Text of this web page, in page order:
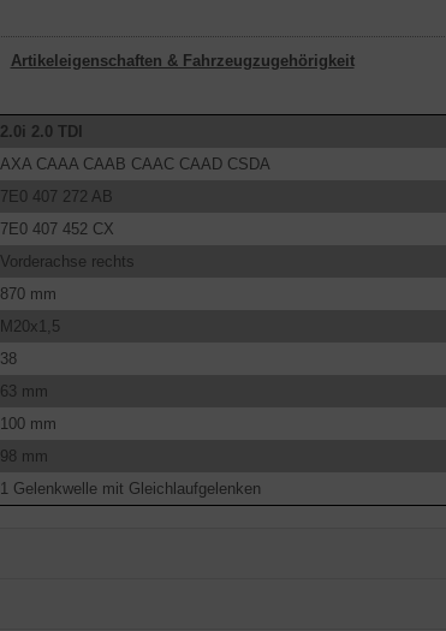
Artikeleigenschaften & Fahrzeugzugehörigkeit
2.0i 2.0 TDI
AXA CAAA CAAB CAAC CAAD CSDA
7E0 407 272 AB
7E0 407 452 CX
Vorderachse rechts
870 mm
M20x1,5
38
63 mm
100 mm
98 mm
1 Gelenkwelle mit Gleichlaufgelenken